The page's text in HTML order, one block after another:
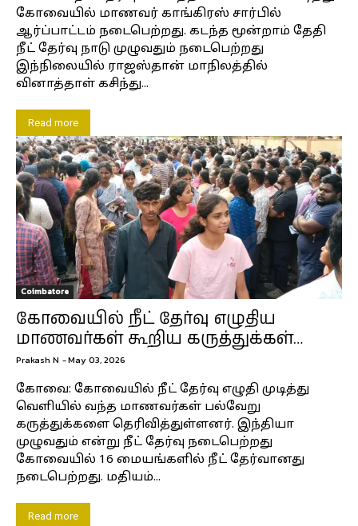
கோவையில் மாணவர் காங்கிரஸ் சார்பில்
ஆர்ப்பாட்டம் நடைபெற்றது. கடந்த மூன்றாம் தேதி
நீட் தேர்வு நாடு முழுவதும் நடைபெற்றது
இந்நிலையில் ராஜஸ்தான் மாநிலத்தில்
வினாத்தாள் கசிந்து...
Read more
Coimbatore
கோவையில் நீட் தேர்வு எழுதிய
மாணவர்கள் கூறிய கருத்துக்கள்…
Prakash N -May 03, 2026
கோவை: கோவையில் நீட் தேர்வு எழுதி முடித்து
வெளியில் வந்த மாணவர்கள் பல்வேறு
கருத்துக்களை தெரிவித்துள்ளனர். இந்தியா
முழுவதும் என்று நீட் தேர்வு நடைபெற்றது
கோவையில் 16 மையங்களில் நீட் தேர்வானது
நடைபெற்றது. மதியம்...
Read more